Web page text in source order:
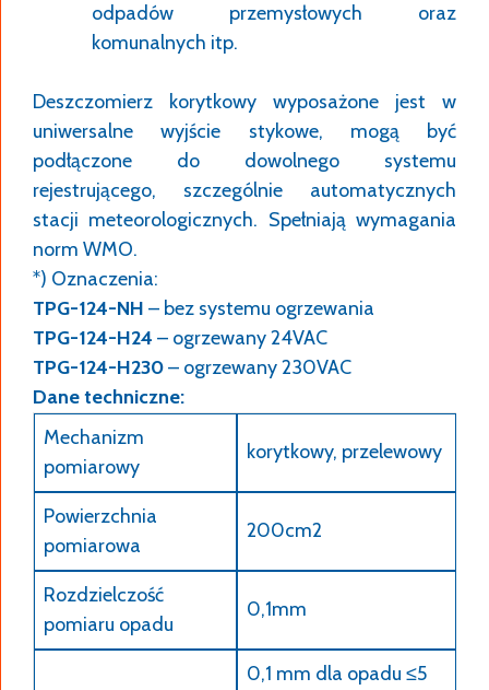
odpadów przemysłowych oraz
komunalnych itp.
Deszczomierz korytkowy wyposażone jest w
uniwersalne wyjście stykowe, mogą być
podłączone do dowolnego systemu
rejestrującego, szczególnie automatycznych
stacji meteorologicznych. Spełniają wymagania
norm WMO.
*) Oznaczenia:
TPG-124-NH – bez systemu ogrzewania
TPG-124-H24 – ogrzewany 24VAC
TPG-124-H230– ogrzewany 230VAC
Dane techniczne:
Mechanizm
pomiarowy
korytkowy, przelewowy
Powierzchnia
pomiarowa
200cm2
Rozdzielczość
pomiaru opadu
0,1mm
0,1 mm dla opadu ≤5